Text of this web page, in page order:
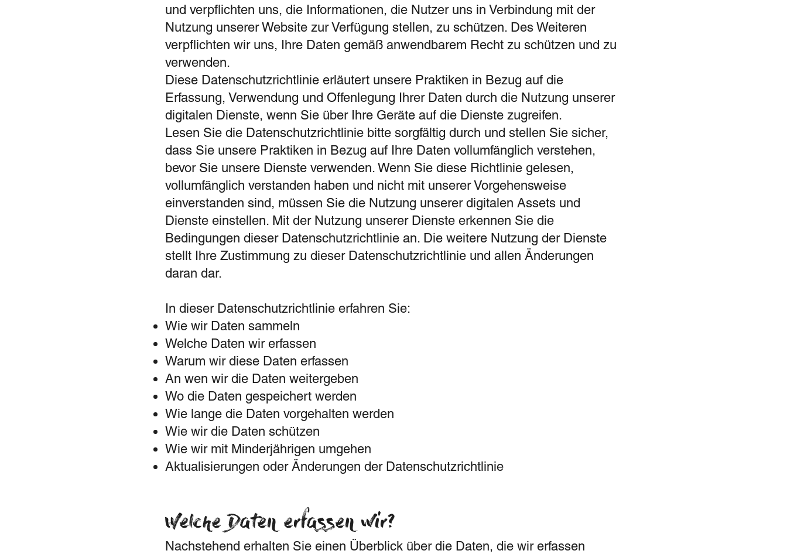
und verpflichten uns, die Informationen, die Nutzer uns in Verbindung mit der
Nutzung unserer Website zur Verfügung stellen, zu schützen. Des Weiteren
verpflichten wir uns, Ihre Daten gemäß anwendbarem Recht zu schützen und zu
verwenden.
Diese Datenschutzrichtlinie erläutert unsere Praktiken in Bezug auf die
Erfassung, Verwendung und Offenlegung Ihrer Daten durch die Nutzung unserer
digitalen Dienste, wenn Sie über Ihre Geräte auf die Dienste zugreifen.
Lesen Sie die Datenschutzrichtlinie bitte sorgfältig durch und stellen Sie sicher,
dass Sie unsere Praktiken in Bezug auf Ihre Daten vollumfänglich verstehen,
bevor Sie unsere Dienste verwenden. Wenn Sie diese Richtlinie gelesen,
vollumfänglich verstanden haben und nicht mit unserer Vorgehensweise
einverstanden sind, müssen Sie die Nutzung unserer digitalen Assets und
Dienste einstellen. Mit der Nutzung unserer Dienste erkennen Sie die
Bedingungen dieser Datenschutzrichtlinie an. Die weitere Nutzung der Dienste
stellt Ihre Zustimmung zu dieser Datenschutzrichtlinie und allen Änderungen
daran dar.
In dieser Datenschutzrichtlinie erfahren Sie:
Wie wir Daten sammeln
Welche Daten wir erfassen
Warum wir diese Daten erfassen
An wen wir die Daten weitergeben
Wo die Daten gespeichert werden
Wie lange die Daten vorgehalten werden
Wie wir die Daten schützen
Wie wir mit Minderjährigen umgehen
Aktualisierungen oder Änderungen der Datenschutzrichtlinie
Welche Daten erfassen wir?
Nachstehend erhalten Sie einen Überblick über die Daten, die wir erfassen